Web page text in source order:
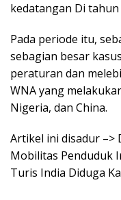
kedatangan Di
Pada periode itu,
sebagian besar
peraturan dan
WNA yang
Nigeria, dan China.
Artikel ini disadur –>
Mobilitas Penduduk
Turis India Diduga